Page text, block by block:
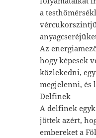
a
Az
hogy képesek
közlekedni,
megjelenni, és
Delfinek
A delfinek
jöttek azért,
embereket a